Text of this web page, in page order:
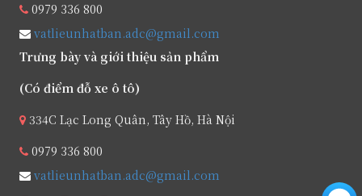
0979 336 800
vatlieunhatban.adc@gmail.com
Trưng bày và giới thiệu sản phẩm
(Có điểm đỗ xe ô tô)
334C Lạc Long Quân, Tây Hồ, Hà Nội
0979 336 800
vatlieunhatban.adc@gmail.com